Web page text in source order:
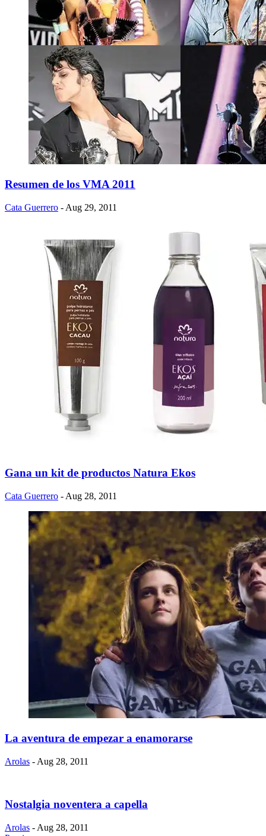
Resumen de los VMA 2011
Cata Guerrero - Aug 29, 2011
Gana un kit de productos Natura Ekos
Cata Guerrero - Aug 28, 2011
La aventura de empezar a enamorarse
Arolas - Aug 28, 2011
Nostalgia noventera a capella
Arolas - Aug 28, 2011